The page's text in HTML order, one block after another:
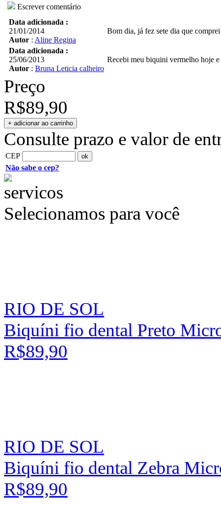
Escrever comentário
Data adicionada :
21/01/2014
Autor : Aline Regina
Bom dia, já fez sete dia que
Data adicionada :
25/06/2013
Autor : Bruna Leticia calheiro
Recebi meu biquini vermelho hoje
Preço
R$89,90
Consulte prazo e valor de
CEP
Não sabe o cep?
Selecionamos para você
RIO DE SOL
Biquíni fio dental Preto
R$89,90
RIO DE SOL
Biquíni fio dental Zebra
R$89,90